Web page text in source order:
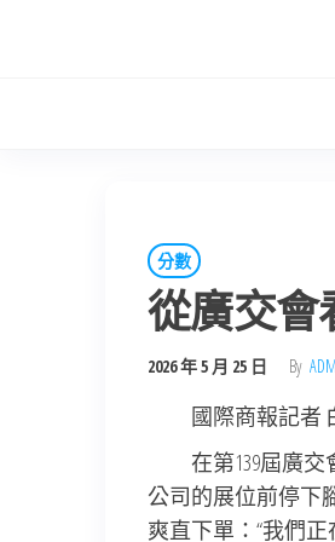
分數
從廣交會
2026 年 5 月 25 日 By
國際商報記者
在第139屆廣
公司的展位前停下
爽直下單：“我們